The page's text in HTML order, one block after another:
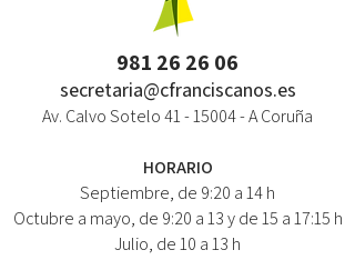
981 26 26 06
secretaria@cfranciscanos.es
Av. Calvo Sotelo41 - 15004- A Coruña
HORARIO
Septiembre, de 9:20 a 14 h
Octubre a mayo, de 9:20 a 13 y de 15 a 17:15 h
Julio, de 10 a 13 h